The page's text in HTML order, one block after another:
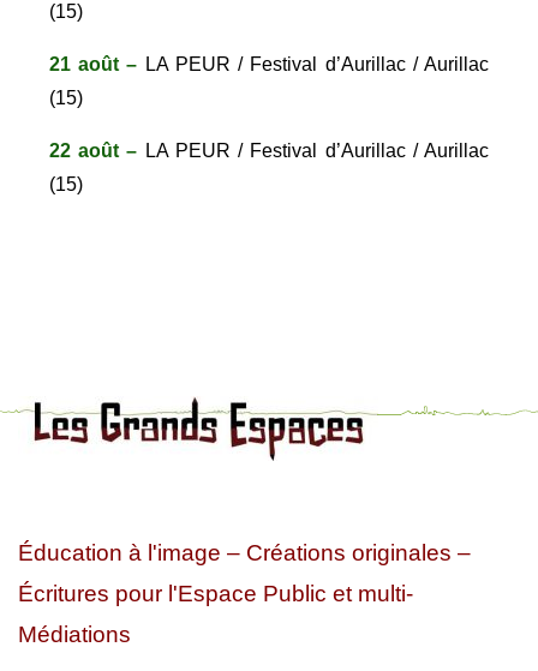
(15)
21 août – LA PEUR / Festival d’Aurillac / Aurillac
(15)
22 août – LA PEUR / Festival d’Aurillac / Aurillac
(15)
Éducation à l'image – Créations originales –
Écritures pour l'Espace Public et multi-
Médiations